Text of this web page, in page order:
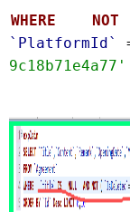
WHERE NOT
`PlatformId`
9c18b71e4a77'